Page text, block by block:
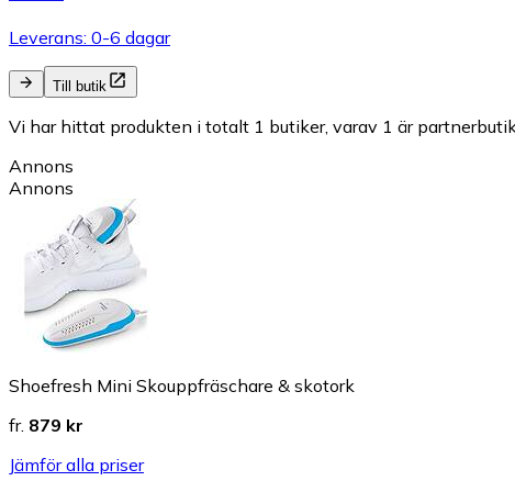
Leverans: 0-6 dagar
Till butik
Vi har hittat produkten i totalt 1 butiker, varav 1 är
Annons
Annons
Shoefresh Mini Skouppfräschare & skotork
fr. 879 kr
Jämför alla priser